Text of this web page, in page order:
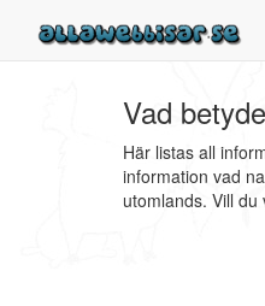
Vad
Här listas all
information vad
utomlands. Vill